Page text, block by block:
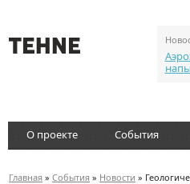
О проекте События
Главная » События » Новости »